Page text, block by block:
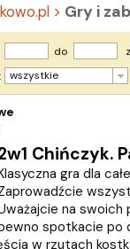
> Gry i
do
wszystkie
Chińczyk.
gra dla
na swoich
spotkacie po
w rzutach